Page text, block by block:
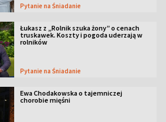
Pytanie na Śniadanie
Łukasz z „Rolnik szuka żony” o cenach
truskawek. Koszty i pogoda uderzają w
rolników
Pytanie na Śniadanie
Ewa Chodakowska o tajemniczej
chorobie mięśni